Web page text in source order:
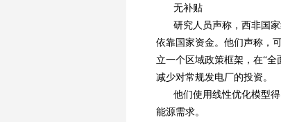
无补贴
研究人员声称，西非国
依靠国家资金。他们声称，
立一个区域政策框架，在“
减少对常规发电厂的投资。
他们使用线性优化模型
能源需求。